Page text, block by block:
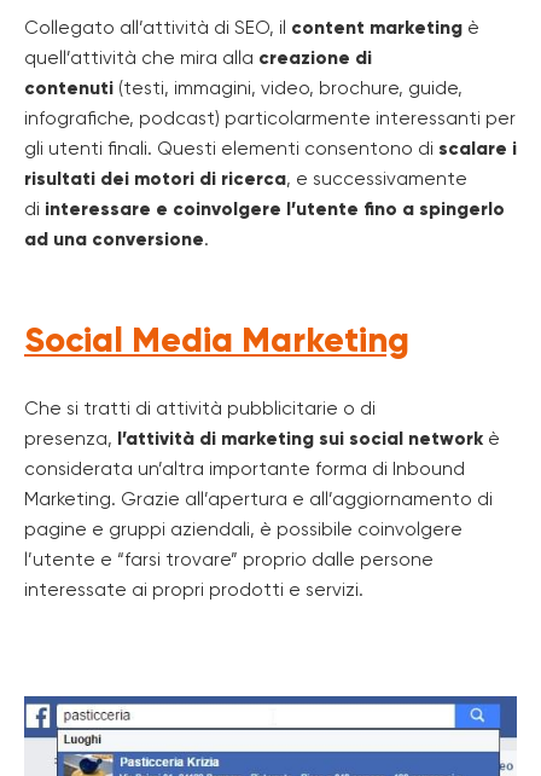
Collegato all’attività di SEO, il content marketing è
quell’attività che mira alla creazione di
contenuti (testi, immagini, video, brochure, guide,
infografiche, podcast) particolarmente interessanti per
gli utenti finali. Questi elementi consentono di scalare i
risultati dei motori di ricerca, e successivamente
di interessare e coinvolgere l’utente fino a spingerlo
ad una conversione.
Social Media Marketing
Che si tratti di attività pubblicitarie o di
presenza, l’attività di marketing sui social network è
considerata un’altra importante forma di Inbound
Marketing. Grazie all’apertura e all’aggiornamento di
pagine e gruppi aziendali, è possibile coinvolgere
l’utente e “farsi trovare” proprio dalle persone
interessate ai propri prodotti e servizi.